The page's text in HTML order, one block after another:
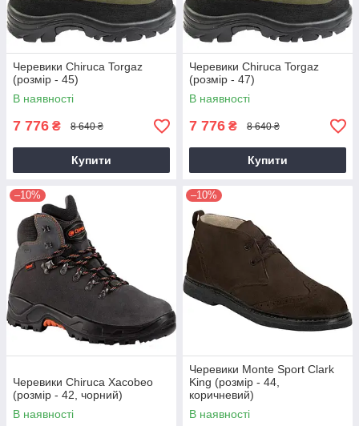
Черевики Chiruca Torgaz
(розмір - 45)
В наявності
7 776 ₴ 8 640 ₴
Купити
Черевики Chiruca Torgaz
(розмір - 47)
В наявності
7 776 ₴ 8 640 ₴
Купити
–10%
Черевики Chiruca Xacobeo
(розмір - 42, чорний)
В наявності
–10%
Черевики Monte Sport Clark
King (розмір - 44,
коричневий)
В наявності